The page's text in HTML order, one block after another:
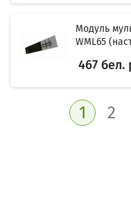
Модуль
WML65
467 бел.
1 2